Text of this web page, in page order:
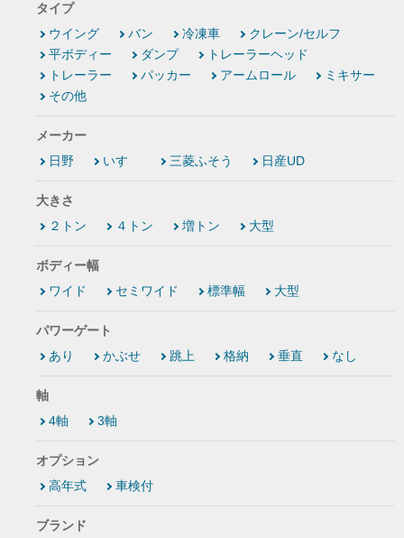
タイプ
ウイング
バン 冷凍車
クレーン/セルフ
平ボディー
ダンプ
トレーラーヘッド
トレーラー
パッカー アームロール
ミキサー
その他
メーカー
日野
いすゞ 三菱ふそう 日産UD
大きさ
２トン
４トン 増トン 大型
ボディー幅
ワイド
セミワイド 標準幅 大型
パワーゲート
あり
かぶせ 跳上 格納 垂直 なし
軸
4軸
3軸
オプション
高年式
車検付
ブランド